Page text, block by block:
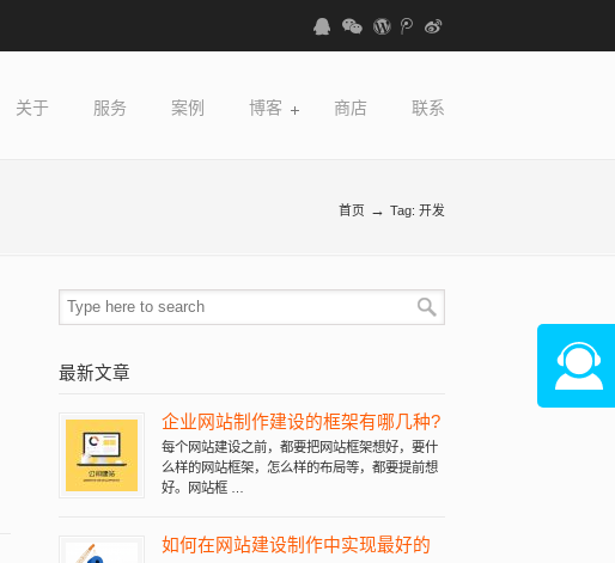
关于 服务 案例 博客 商店 联系
首页 → Tag: 开发
最新文章
企业网站制作建设的框架有哪几种?
每个网站建设之前，都要把网站框架想好，要什
么样的网站框架，怎么样的布局等，都要提前想
好。网站框 …
如何在网站建设制作中实现最好的